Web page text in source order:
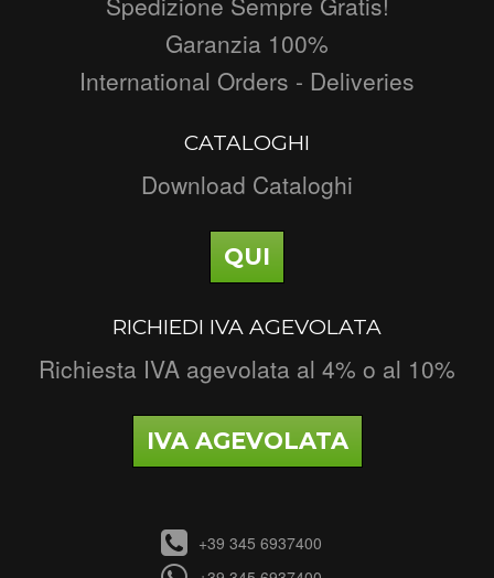
Garanzia 100%
International Orders - Deliveries
CATALOGHI
Download Cataloghi
QUI
RICHIEDI IVA AGEVOLATA
Richiesta IVA agevolata al 4% o al 10%
IVA AGEVOLATA
+39 345 6937400